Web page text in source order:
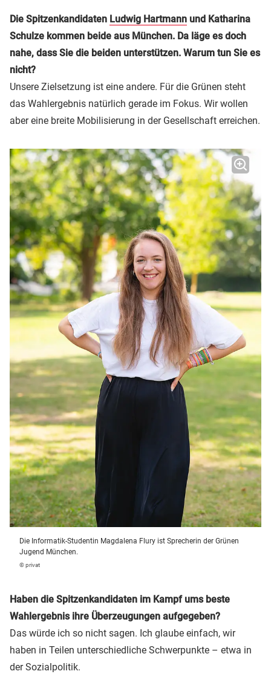
Die Spitzenkandidaten Ludwig Hartmann und Katharina
Schulze kommen beide aus München. Da läge es doch
nahe, dass Sie die beiden unterstützen. Warum tun Sie es
nicht?
Unsere Zielsetzung ist eine andere. Für die Grünen steht
das Wahlergebnis natürlich gerade im Fokus. Wir wollen
aber eine breite Mobilisierung in der Gesellschaft erreichen.
Die Informatik-Studentin Magdalena Flury ist Sprecherin der Grünen
Jugend München.
© privat
Haben die Spitzenkandidaten im Kampf ums beste
Wahlergebnis ihre Überzeugungen aufgegeben?
Das würde ich so nicht sagen. Ich glaube einfach, wir
haben in Teilen unterschiedliche Schwerpunkte – etwa in
der Sozialpolitik.